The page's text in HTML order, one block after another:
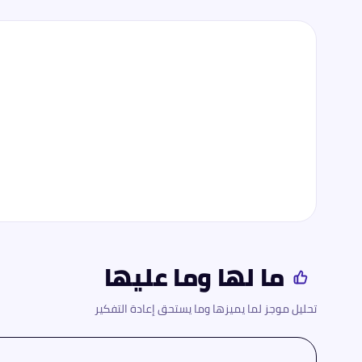
ما لها وما عليها
تحليل موجز لما يميزها وما يستحق إعادة التفكير